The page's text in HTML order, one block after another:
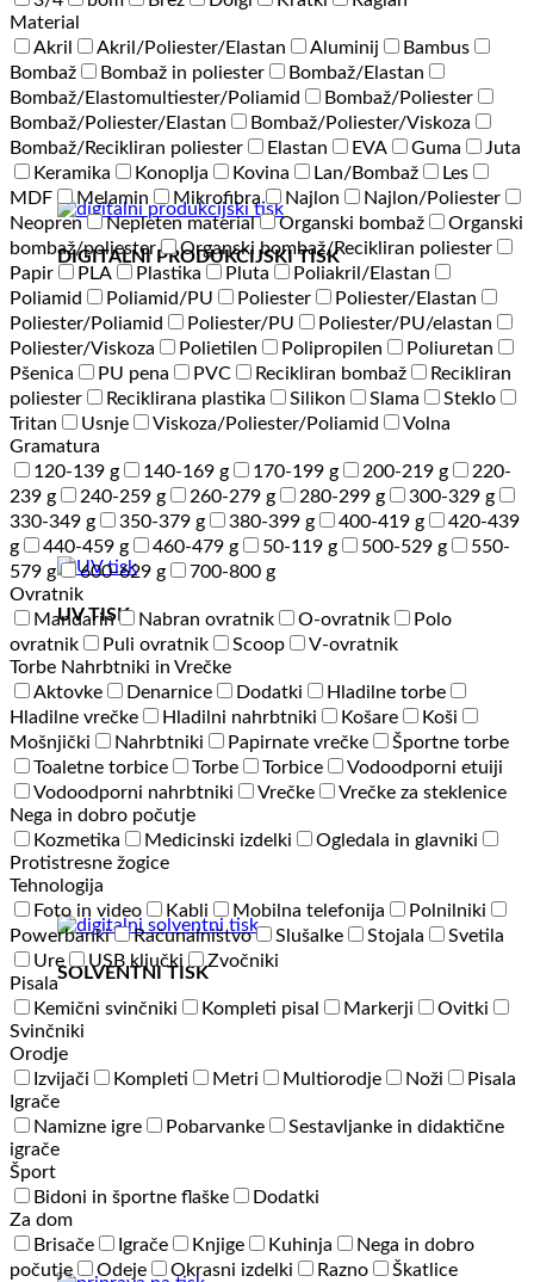
DIGITALNI PRODUKCIJSKI TISK
UV TISK
SOLVENTNI TISK
Material
Akril
Akril/Poliester/Elastan Aluminij
Bambus
Bombaž
Bombaž in poliester
Bombaž/Elastan
Bombaž/Elastomultiester/Poliamid
Bombaž/Poliester
Bombaž/Poliester/Elastan
Bombaž/Poliester/Viskoza
Bombaž/Recikliran poliester
Elastan EVA Guma
Juta
Keramika
Konoplja Kovina Lan/Bombaž
Les
MDF
Melamin Mikrofibra Najlon
Najlon/Poliester
Neopren
Nepleten material Organski bombaž
Organski
bombaž/poliester
Organski bombaž/Recikliran poliester
Papir
PLA Plastika Pluta
Poliakril/Elastan
Poliamid
Poliamid/PU Poliester
Poliester/Elastan
Poliester/Poliamid
Poliester/PU
Poliester/PU/elastan
Poliester/Viskoza
Polietilen Polipropilen
Poliuretan
Pšenica
PU pena PVC Recikliran bombaž
Recikliran
poliester
Reciklirana plastika Silikon Slama
Steklo
Tritan
Usnje Viskoza/Poliester/Poliamid
Volna
Gramatura
120-139 g
140-169 g 170-199 g 200-219 g
220-
239 g
240-259 g 260-279 g 280-299 g
300-329 g
330-349 g
350-379 g 380-399 g 400-419 g
420-439
g
440-459 g 460-479 g 50-119 g 500-529 g
550-
579 g
600-629 g
700-800 g
Ovratnik
Mandarin
Nabran ovratnik O-ovratnik
Polo
ovratnik
Puli ovratnik Scoop
V-ovratnik
Torbe Nahrbtniki in Vrečke
Aktovke
Denarnice Dodatki
Hladilne torbe
Hladilne vrečke
Hladilni nahrbtniki Košare
Koši
Mošnjički
Nahrbtniki Papirnate vrečke
Športne torbe
Toaletne torbice
Torbe Torbice
Vodoodporni etuiji
Vodoodporni nahrbtniki
Vrečke
Vrečke za steklenice
Nega in dobro počutje
Kozmetika
Medicinski izdelki
Ogledala in glavniki
Protistresne žogice
Tehnologija
Foto in video
Kabli Mobilna telefonija
Polnilniki
Powerbanki
Računalništvo Slušalke Stojala
Svetila
Ure
USB ključki
Zvočniki
Pisala
Kemični svinčniki
Kompleti pisal Markerji
Ovitki
Svinčniki
Orodje
Izvijači
Kompleti Metri Multiorodje Noži
Pisala
Igrače
Namizne igre
Pobarvanke
Sestavljanke in didaktične
igrače
Šport
Bidoni in športne flaške
Dodatki
Za dom
Brisače
Igrače Knjige Kuhinja
Nega in dobro
počutje
Odeje Okrasni izdelki Razno
Škatlice